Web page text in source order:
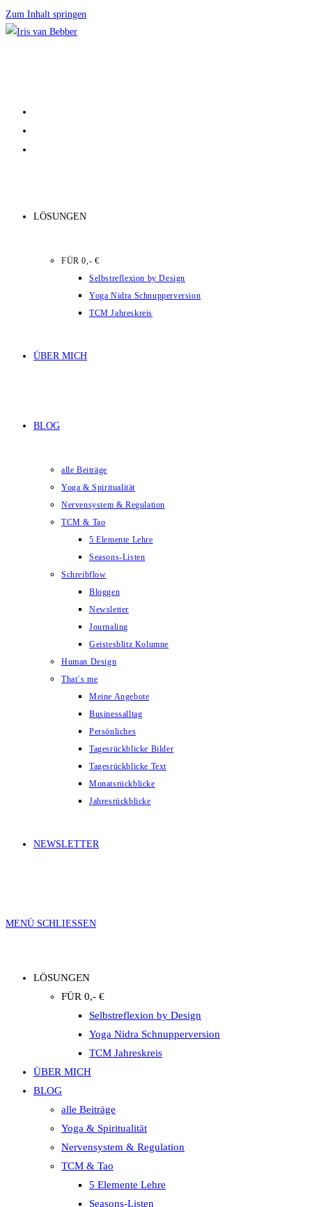
Zum Inhalt springen
LÖSUNGEN
FÜR 0,- €
Selbstreflexion by Design
Yoga Nidra Schnupperversion
TCM Jahreskreis
ÜBER MICH
BLOG
alle Beiträge
Yoga & Spiritualität
Nervensystem & Regulation
TCM & Tao
5 Elemente Lehre
Seasons-Listen
Schreibflow
Bloggen
Newsletter
Journaling
Geistesblitz Kolumne
Human Design
That´s me
Meine Angebote
Businessalltag
Persönliches
Tagesrückblicke Bilder
Tagesrückblicke Text
Monatsrückblicke
Jahresrückblicke
NEWSLETTER
MENÜ SCHLIESSEN
LÖSUNGEN
FÜR 0,- €
Selbstreflexion by Design
Yoga Nidra Schnupperversion
TCM Jahreskreis
ÜBER MICH
BLOG
alle Beiträge
Yoga & Spiritualität
Nervensystem & Regulation
TCM & Tao
5 Elemente Lehre
Seasons-Listen